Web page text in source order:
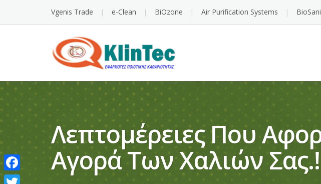
Vgenis Trade e-Clean BiOzone Air Purification Systems
Λεπτομέρειες Που
Αγορά Των Χαλιών
Facebook